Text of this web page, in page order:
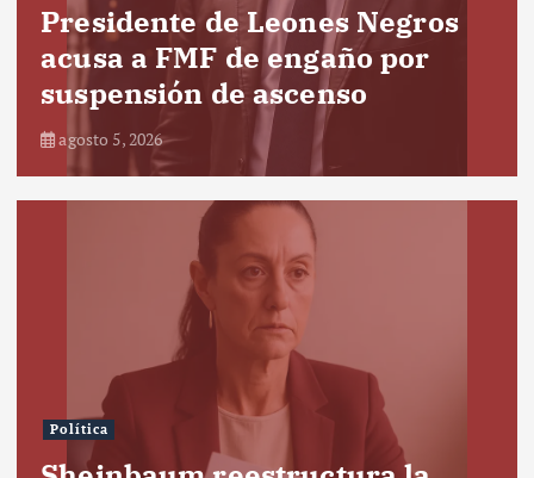
Presidente de Leones Negros
acusa a FMF de engaño por
suspensión de ascenso
agosto 5, 2026
Política